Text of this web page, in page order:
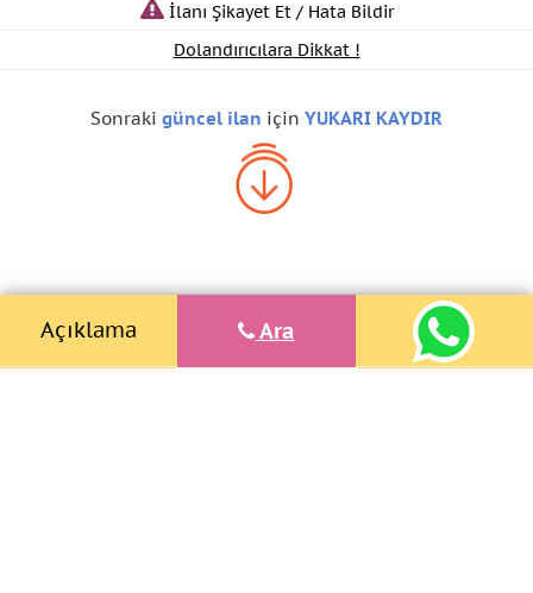
İlanı Şikayet Et / Hata Bildir
Dolandırıcılara Dikkat !
Açıklama Ara
Sonraki güncel ilan için YUKARI KAYDIR